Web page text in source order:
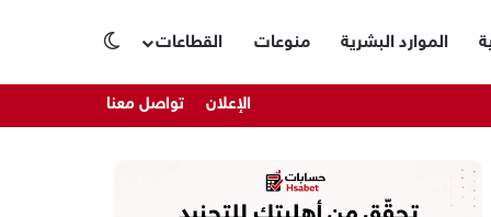
الموارد البشرية منوعات القطاعات
الإعلان تواصل معنا